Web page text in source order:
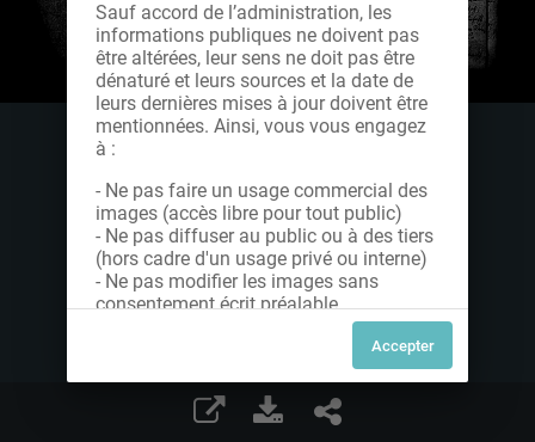
Sauf accord de l’administration, les
informations publiques ne doivent pas
être altérées, leur sens ne doit pas être
dénaturé et leurs sources et la date de
leurs dernières mises à jour doivent être
mentionnées. Ainsi, vous vous engagez
à :
- Ne pas faire un usage commercial des
images (accès libre pour tout public)
- Ne pas diffuser au public ou à des tiers
(hors cadre d'un usage privé ou interne)
- Ne pas modifier les images sans
consentement écrit préalable
Dans le cas contraire, nous vous invitons
à nous contacter afin de solliciter le type
de Licence souhaitée parmi celles
proposées et le cas échéant, acquitter